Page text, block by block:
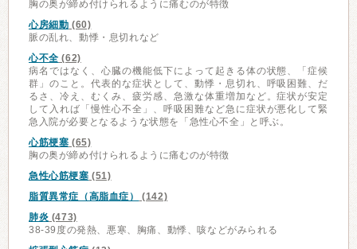
胸の奥が締め付けられるように痛むのが特徴
心房細動 (60)
脈の乱れ、動悸・息切れなど
心不全 (62)
病名ではなく、心臓の機能低下によって起きる体の状態、「症候
群」のこと。代表的な症状として、動悸・息切れ、呼吸困難、だ
るさ、冷え、むくみ、疲労感、急激な体重増加など。症状が安定
して入れば「慢性心不全」、呼吸困難など急に症状が悪化して緊
急入院が必要となるような状態を「急性心不全」と呼ぶ。
心筋梗塞 (65)
胸の奥が締め付けられるように痛むのが特徴
急性心筋梗塞 (51)
脂質異常症（高脂血症）
(142)
肺炎 (473)
38-39度の発熱、悪寒、胸痛、動悸、咳などがみられる